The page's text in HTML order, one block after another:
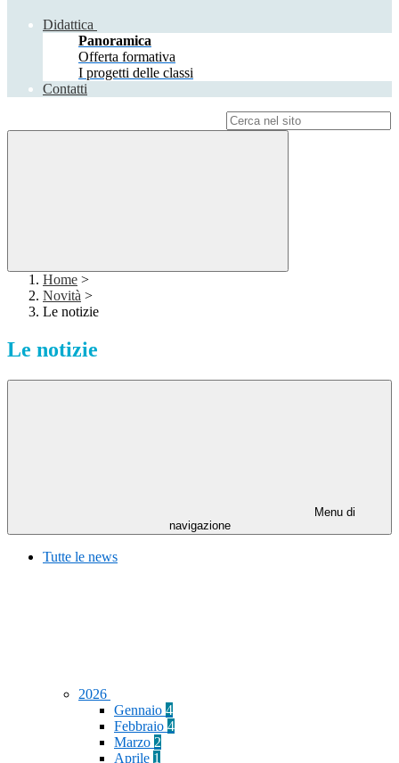
Didattica
Panoramica
Offerta formativa
I progetti delle classi
Contatti
Home >
Novità >
Le notizie
Le notizie
Menu di
navigazione
Tutte le news
2026
Gennaio 4
Febbraio 4
Marzo 2
Aprile 1